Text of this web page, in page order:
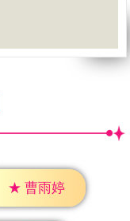
★ 曹雨婷